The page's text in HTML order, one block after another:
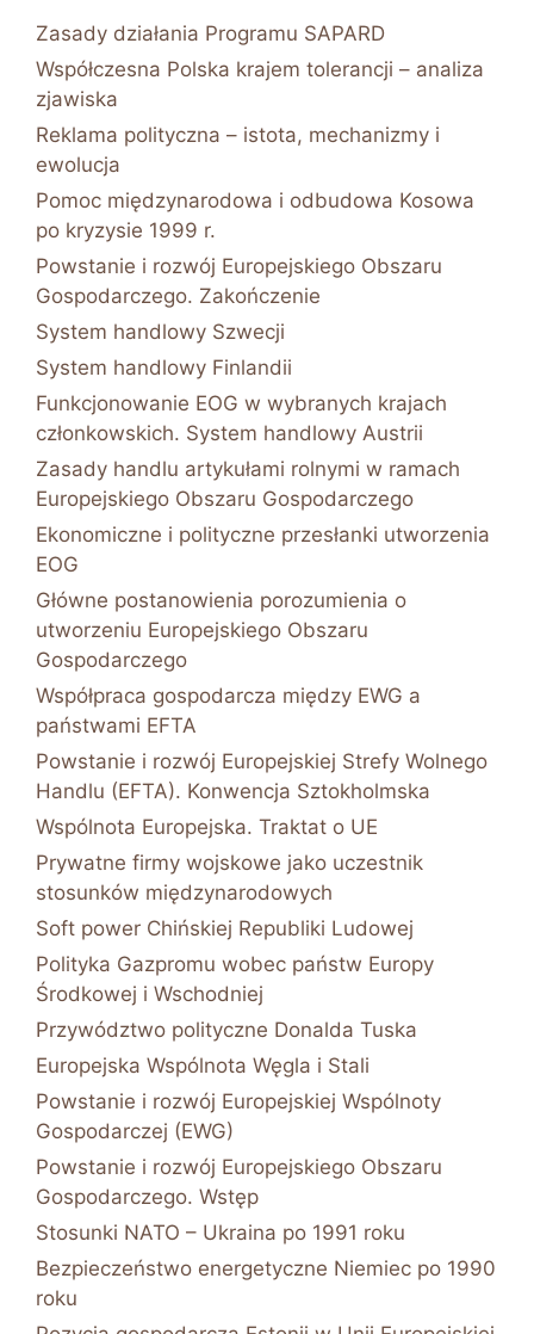
Zasady działania Programu SAPARD
Współczesna Polska krajem tolerancji – analiza
zjawiska
Reklama polityczna – istota, mechanizmy i
ewolucja
Pomoc międzynarodowa i odbudowa Kosowa
po kryzysie 1999 r.
Powstanie i rozwój Europejskiego Obszaru
Gospodarczego. Zakończenie
System handlowy Szwecji
System handlowy Finlandii
Funkcjonowanie EOG w wybranych krajach
członkowskich. System handlowy Austrii
Zasady handlu artykułami rolnymi w ramach
Europejskiego Obszaru Gospodarczego
Ekonomiczne i polityczne przesłanki utworzenia
EOG
Główne postanowienia porozumienia o
utworzeniu Europejskiego Obszaru
Gospodarczego
Współpraca gospodarcza między EWG a
państwami EFTA
Powstanie i rozwój Europejskiej Strefy Wolnego
Handlu (EFTA). Konwencja Sztokholmska
Wspólnota Europejska. Traktat o UE
Prywatne firmy wojskowe jako uczestnik
stosunków międzynarodowych
Soft power Chińskiej Republiki Ludowej
Polityka Gazpromu wobec państw Europy
Środkowej i Wschodniej
Przywództwo polityczne Donalda Tuska
Europejska Wspólnota Węgla i Stali
Powstanie i rozwój Europejskiej Wspólnoty
Gospodarczej (EWG)
Powstanie i rozwój Europejskiego Obszaru
Gospodarczego. Wstęp
Stosunki NATO – Ukraina po 1991 roku
Bezpieczeństwo energetyczne Niemiec po 1990
roku